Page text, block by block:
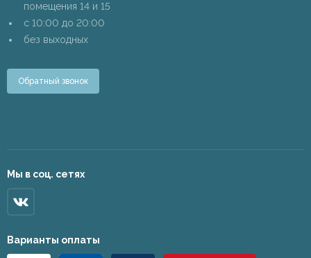
помещения 14 и 15
c 10:00 до 20:00
без выходных
Обратный звонок
Мы в соц. сетях
Варианты оплаты